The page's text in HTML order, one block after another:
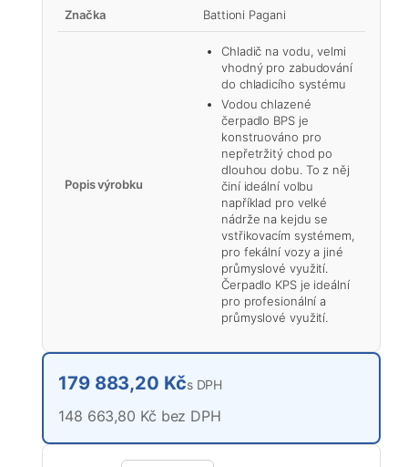
Značka Battioni Pagani
Popis výrobku
Chladič na vodu, velmi
vhodný pro zabudování
do chladicího systému
Vodou chlazené
čerpadlo BPS je
konstruováno pro
nepřetržitý chod po
dlouhou dobu. To z něj
činí ideální volbu
například pro velké
nádrže na kejdu se
vstřikovacím systémem,
pro fekální vozy a jiné
průmyslové využití.
Čerpadlo KPS je ideální
pro profesionální a
průmyslové využití.
179 883,20 Kčs DPH
148 663,80 Kč bez DPH